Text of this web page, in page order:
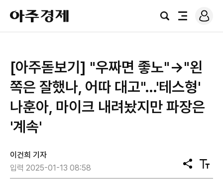
아
주
경
검
전
로
그
[아주돋보기] "우짜면 좋노"→"왼
쪽은 잘했나, 어따 대고"…'테스형'
나훈아, 마이크 내려놨지만 파장은
'계속'
이건희 기자
입력 2025-01-13 08:58
공
유
텍
스